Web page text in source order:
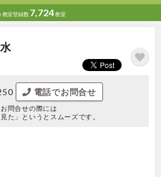
教室登録数 7,724教室
電話でお問合せ
問合せの際には
た」というとスムーズです。